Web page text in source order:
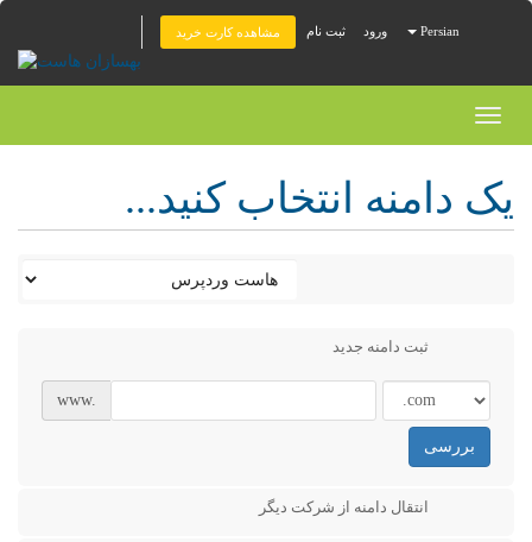
Persian ورود ثبت نام مشاهده کارت خرید
Toggle
یک دامنه انتخاب کنید...
ثبت دامنه جدید
www.
بررسی
انتقال دامنه از شرکت دیگر